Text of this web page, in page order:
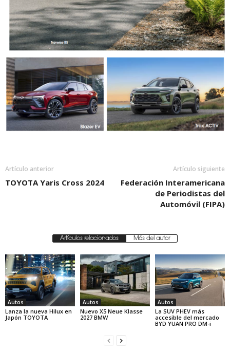
Artículo anterior
TOYOTA Yaris Cross 2024
Artículo siguiente
Federación Interamericana
de Periodistas del
Automóvil (FIPA)
Artículos relacionados Más del autor
Autos
Lanza la nueva Hilux en
Japón TOYOTA
Autos
Nuevo X5 Neue Klasse
2027 BMW
Autos
La SUV PHEV más
accesible del mercado
BYD YUAN PRO DM-i